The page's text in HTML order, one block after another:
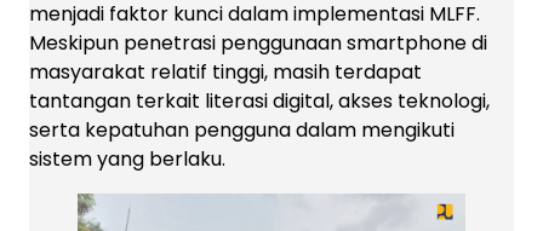
menjadi faktor kunci dalam implementasi MLFF.
Meskipun penetrasi penggunaan smartphone di
masyarakat relatif tinggi, masih terdapat
tantangan terkait literasi digital, akses teknologi,
serta kepatuhan pengguna dalam mengikuti
sistem yang berlaku.